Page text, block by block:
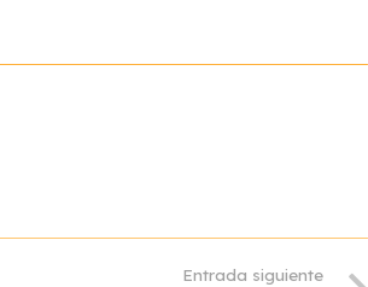
Entrada siguiente